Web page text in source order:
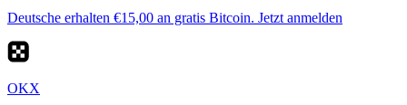
Deutsche erhalten €15,00 an gratis Bitcoin. Jetzt anmelden
OKX